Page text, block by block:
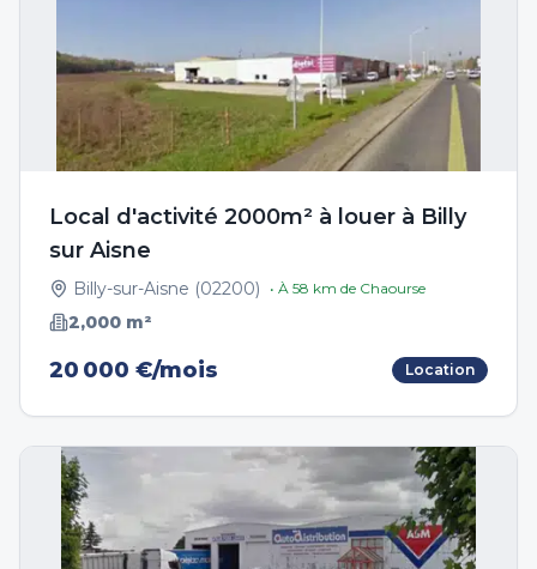
Local d'activité 2000m² à louer à Billy
sur Aisne
Billy-sur-Aisne (02200) • À 58 km de Chaourse
2,000 m²
20 000 €/mois Location